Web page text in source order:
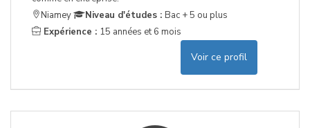
Niamey
Niveau d'études : Bac + 5 ou plus
Expérience : 15 années et 6 mois
Voir ce profil